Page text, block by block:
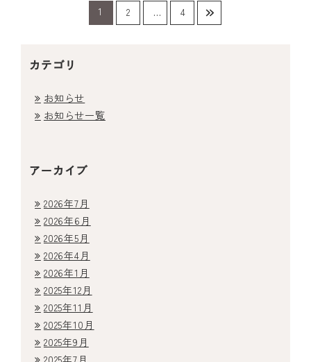
1 2 … 4
カテゴリ
お知らせ
お知らせ一覧
アーカイブ
2026年7月
2026年6月
2026年5月
2026年4月
2026年1月
2025年12月
2025年11月
2025年10月
2025年9月
2025年7月